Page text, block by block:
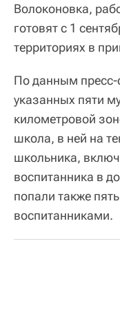
Волоконовка,
готовят с 1
территориях в
По данным пресс-
указанных пяти
километровой
школа, в ней на
школьника,
воспитанника в
попали также
воспитанниками.